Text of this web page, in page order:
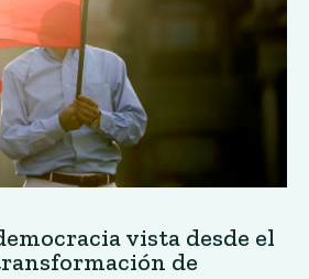
vista desde el
de